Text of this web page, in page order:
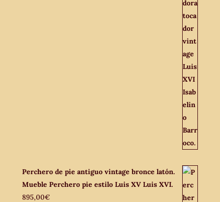
Perchero de pie antiguo vintage bronce latón.
Mueble Perchero pie estilo Luis XV Luis XVI.
895,00€